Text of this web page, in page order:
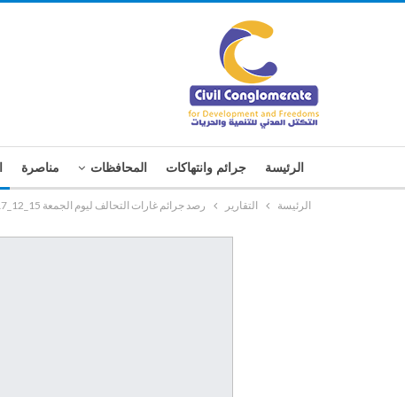
الرئيسة جرائم وانتهاكات المحافظات مناصرة
الرئيسة التقارير رصد جرائم غارات التحالف ليوم الجمعة 15_12_2017م